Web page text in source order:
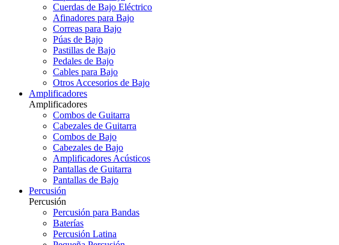
Cuerdas de Bajo Eléctrico
Afinadores para Bajo
Correas para Bajo
Púas de Bajo
Pastillas de Bajo
Pedales de Bajo
Cables para Bajo
Otros Accesorios de Bajo
Amplificadores
Amplificadores
Combos de Guitarra
Cabezales de Guitarra
Combos de Bajo
Cabezales de Bajo
Amplificadores Acústicos
Pantallas de Guitarra
Pantallas de Bajo
Percusión
Percusión
Percusión para Bandas
Baterías
Percusión Latina